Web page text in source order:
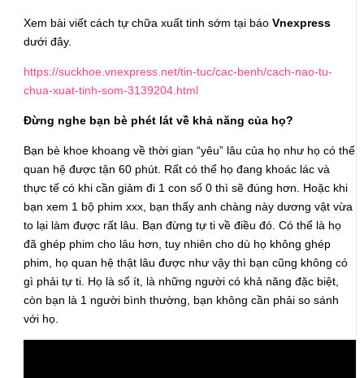
Xem bài viết cách tự chữa xuất tinh sớm tại báoVnexpress
dưới đây.
https://suckhoe.vnexpress.net/tin-tuc/cac-benh/cach-nao-tu-
chua-xuat-tinh-som-3139204.html
Đừng nghe bạn bè phét lát về khả năng của họ?
Bạn bè khoe khoang về thời gian “yêu” lâu của họ như họ có thể
quan hệ được tận 60 phút. Rất có thể họ đang khoác lác và
thực tế có khi cần giảm đi 1 con số 0 thì sẽ đúng hơn. Hoặc khi
bạn xem 1 bộ phim xxx, bạn thấy anh chàng này dương vật vừa
to lại làm được rất lâu. Bạn đừng tự ti về điều đó. Có thể là họ
đã ghép phim cho lâu hơn, tuy nhiên cho dù họ không ghép
phim, họ quan hệ thật lâu được như vậy thì bạn cũng không có
gì phải tự ti. Họ là số ít, là những người có khả năng đặc biệt,
còn bạn là 1 người bình thường, bạn không cần phải so sánh
với họ.